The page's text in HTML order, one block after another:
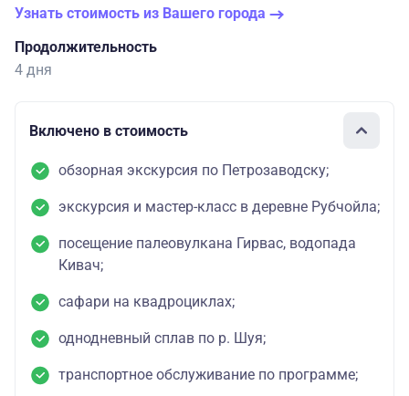
Узнать стоимость из Вашего города
Продолжительность
4 дня
Включено в стоимость
обзорная экскурсия по Петрозаводску;
экскурсия и мастер-класс в деревне Рубчойла;
посещение палеовулкана Гирвас, водопада
Кивач;
сафари на квадроциклах;
однодневный сплав по р. Шуя;
транспортное обслуживание по программе;